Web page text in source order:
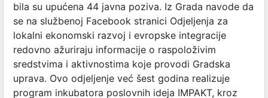
bila su upućena 44 javna poziva. Iz Grada navode da
se na službenoj Facebook stranici Odjeljenja za
lokalni ekonomski razvoj i evropske integracije
redovno ažuriraju informacije o raspoloživim
sredstvima i aktivnostima koje provodi Gradska
uprava. Ovo odjeljenje već šest godina realizuje
program inkubatora poslovnih ideja IMPAKT, kroz